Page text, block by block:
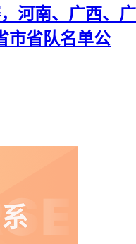
河南、广西、广
市省队名单公